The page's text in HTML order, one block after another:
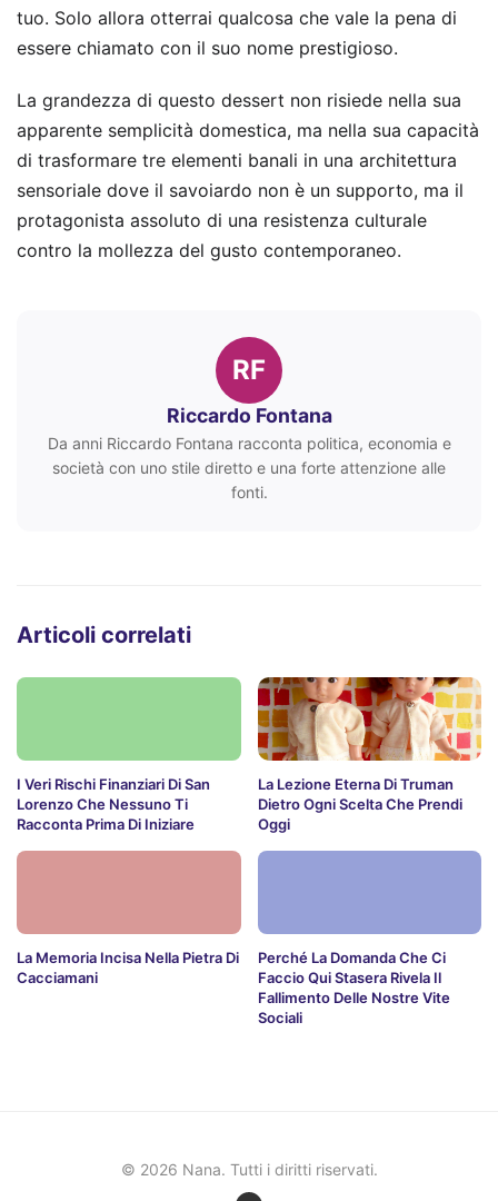
tuo. Solo allora otterrai qualcosa che vale la pena di
essere chiamato con il suo nome prestigioso.
La grandezza di questo dessert non risiede nella sua
apparente semplicità domestica, ma nella sua capacità
di trasformare tre elementi banali in una architettura
sensoriale dove il savoiardo non è un supporto, ma il
protagonista assoluto di una resistenza culturale
contro la mollezza del gusto contemporaneo.
RF
Riccardo Fontana
Da anni Riccardo Fontana racconta politica, economia e
società con uno stile diretto e una forte attenzione alle
fonti.
Articoli correlati
I Veri Rischi Finanziari Di San
Lorenzo Che Nessuno Ti
Racconta Prima Di Iniziare
La Lezione Eterna Di Truman
Dietro Ogni Scelta Che Prendi
Oggi
La Memoria Incisa Nella Pietra Di
Cacciamani
Perché La Domanda Che Ci
Faccio Qui Stasera Rivela Il
Fallimento Delle Nostre Vite
Sociali
© 2026 Nana. Tutti i diritti riservati.